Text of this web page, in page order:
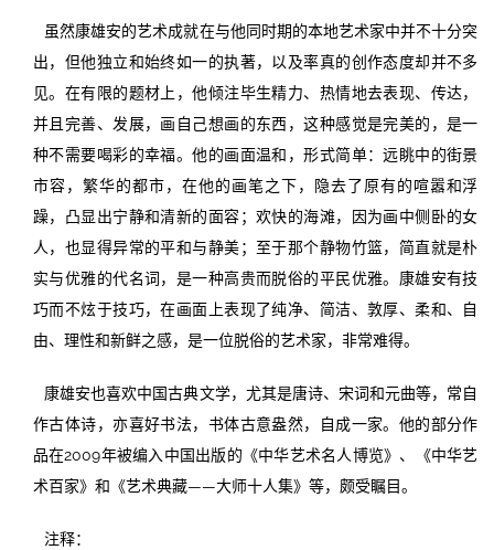
虽然康雄安的艺术成就在与他同时期的本地艺术家中并不十分突
出，但他独立和始终如一的执著，以及率真的创作态度却并不多
见。在有限的题材上，他倾注毕生精力、热情地去表现、传达，
并且完善、发展，画自己想画的东西，这种感觉是完美的，是一
种不需要喝彩的幸福。他的画面温和，形式简单：远眺中的街景
市容，繁华的都市，在他的画笔之下，隐去了原有的喧嚣和浮
躁，凸显出宁静和清新的面容；欢快的海滩，因为画中侧卧的女
人，也显得异常的平和与静美；至于那个静物竹篮，简直就是朴
实与优雅的代名词，是一种高贵而脱俗的平民优雅。康雄安有技
巧而不炫于技巧，在画面上表现了纯净、简洁、敦厚、柔和、自
由、理性和新鲜之感，是一位脱俗的艺术家，非常难得。
康雄安也喜欢中国古典文学，尤其是唐诗、宋词和元曲等，常自
作古体诗，亦喜好书法，书体古意盎然，自成一家。他的部分作
品在2009年被编入中国出版的《中华艺术名人博览》、《中华艺
术百家》和《艺术典藏——大师十人集》等，颇受瞩目。
注释：